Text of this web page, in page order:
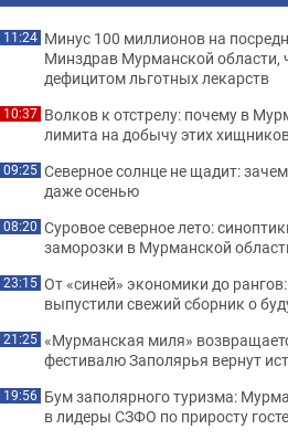
11:24 Минус 100 миллионов на
Минздрав Мурманской области,
дефицитом льготных лекарств
10:37 Волков к отстрелу: почему в
лимита на добычу этих
09:25 Северное солнце не щадит:
даже осенью
08:20 Суровое северное лето:
заморозки в Мурманской
23:15 От «синей» экономики до
выпустили свежий сборник о
21:25 «Мурманская миля»
фестивалю Заполярья вернут
19:56 Бум заполярного туризма:
в лидеры СЗФО по приросту